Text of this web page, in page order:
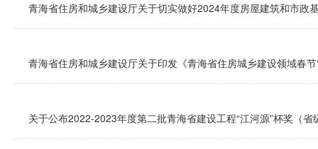
青海省住房和城乡建设厅关于切实做好2024年度房屋建筑和市政
青海省住房和城乡建设厅关于印发《青海省住房城乡建设领域春
关于公布2022-2023年度第二批青海省建设工程“江河源”杯奖（